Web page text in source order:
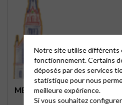
MESSAGE DU SYNODE
Notre site utilise différents
fonctionnement. Certains
déposés par des services
statistique pour nous
meilleure expérience.
Si vous souhaitez